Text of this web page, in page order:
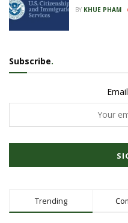
BY KHUE PHAM
Subscribe.
Trending